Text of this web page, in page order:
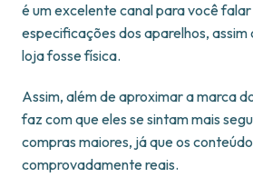
é um excelente canal para você falar
especificações dos aparelhos, assim
loja fosse física.
Assim, além de aproximar a marca
faz com que eles se sintam mais
compras maiores, já que os
comprovadamente reais.